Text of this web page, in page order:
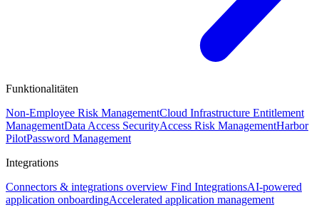
Funktionalitäten
Non-Employee Risk ManagementCloud Infrastructure Entitlement
ManagementData Access SecurityAccess Risk ManagementHarbor
PilotPassword Management
Integrations
Connectors & integrations overview Find IntegrationsAI-powered
application onboardingAccelerated application management